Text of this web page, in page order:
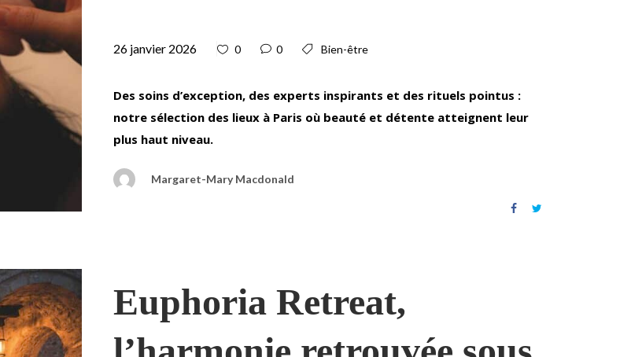
26 janvier 2026 0 0 Bien-être
Des soins d’exception, des experts inspirants et des rituels pointus :
notre sélection des lieux à Paris où beauté et détente atteignent leur
plus haut niveau.
Margaret-Mary Macdonald
Euphoria Retreat,